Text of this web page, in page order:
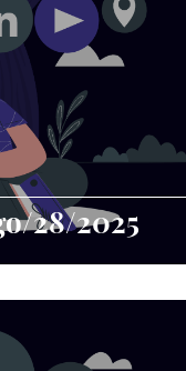
28/2025